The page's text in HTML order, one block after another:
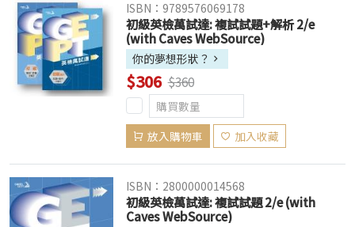
ISBN：9789576069178
初級英檢萬試達: 複試試題+解析 2/e
(with Caves WebSource)
你的夢想形狀？
$306 $360
放入購物車 加入收藏
ISBN：2800000014568
初級英檢萬試達: 複試試題 2/e (with
Caves WebSource)